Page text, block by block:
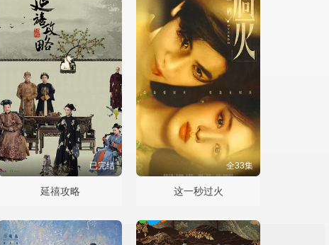
已完结
延禧攻略
全33集
这一秒过火